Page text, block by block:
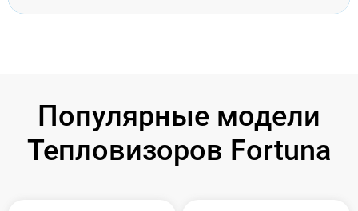
Популярные модели
Тепловизоров Fortuna